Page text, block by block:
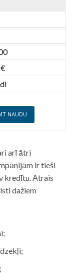
NAUDU
arī ātri
ir tieši
kredītu. Ātrais
dažiem